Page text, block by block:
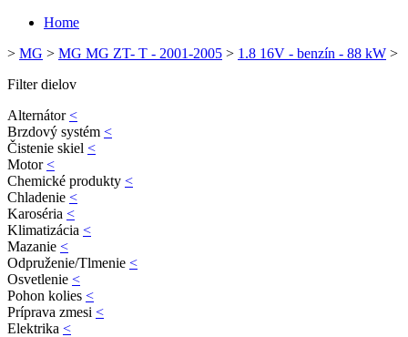
Home
> MG > MG MG ZT- T - 2001-2005 > 1.8 16V - benzín - 88 kW >
Filter dielov
Alternátor <
Brzdový systém <
Čistenie skiel <
Motor <
Chemické produkty <
Chladenie <
Karoséria <
Klimatizácia <
Mazanie <
Odpruženie/Tlmenie <
Osvetlenie <
Pohon kolies <
Príprava zmesi <
Elektrika <